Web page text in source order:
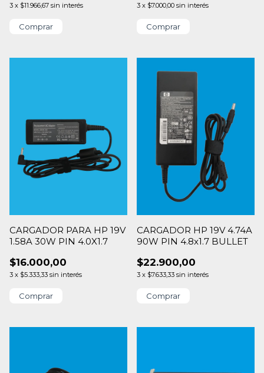
3 x $11.966,67 sin interés 3 x $7.000,00 sin interés
CARGADOR PARA HP 19V
1.58A 30W PIN 4.0X1.7
$16.000,00
3 x $5.333,33 sin interés
CARGADOR HP 19V 4.74A
90W PIN 4.8x1.7 BULLET
$22.900,00
3 x $7.633,33 sin interés